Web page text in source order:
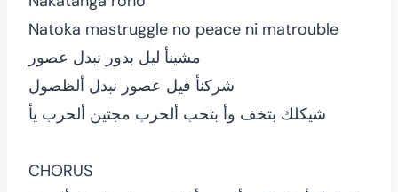
Natoka mastruggle no peace ni matrouble
مشينأ ليل بدور نبدل عصور
شركنأ فيل عصور نبدل ألظصول
شيكلك بتخف وأ بتحب ألحرب مجتين ألحرب يأ
CHORUS